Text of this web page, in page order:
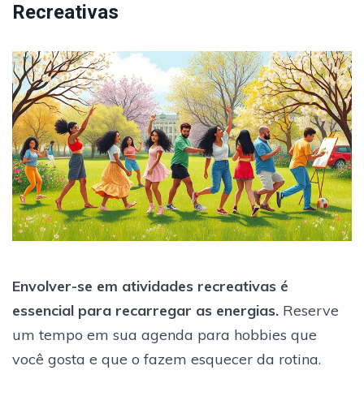
Recreativas
Envolver-se em atividades recreativas é
essencial para recarregar as energias. Reserve
um tempo em sua agenda para hobbies que
você gosta e que o fazem esquecer da rotina.